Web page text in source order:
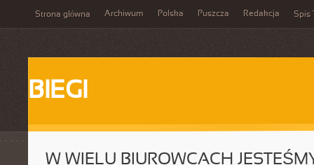
Strona główna Archiwum Polska Puszcza Redakcja Spis
BIEGI
W WIELU BIUROWCACH